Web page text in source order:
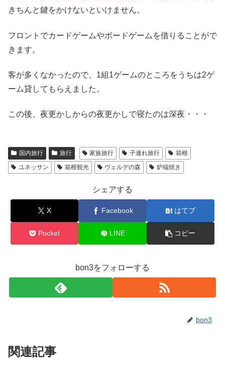
きちんと鍵をかけないといけません。
フロントでカードゲームやボードゲームを借りることがで
きます。
客が多くなかったので、1組1ゲームのところをうちは2ゲ
ーム貸してもらえました。
この後、夜更かしからの夜更かしで寝たのは深夜・・・
国内旅行 旅行 家族旅行 子連れ旅行
箱根
ユネッサン
箱根観光 ヴェルデの森 炉端焼き
シェアする
X Facebook はてブ
Pocket LINE コピー
bon3をフォローする
bon3
関連記事